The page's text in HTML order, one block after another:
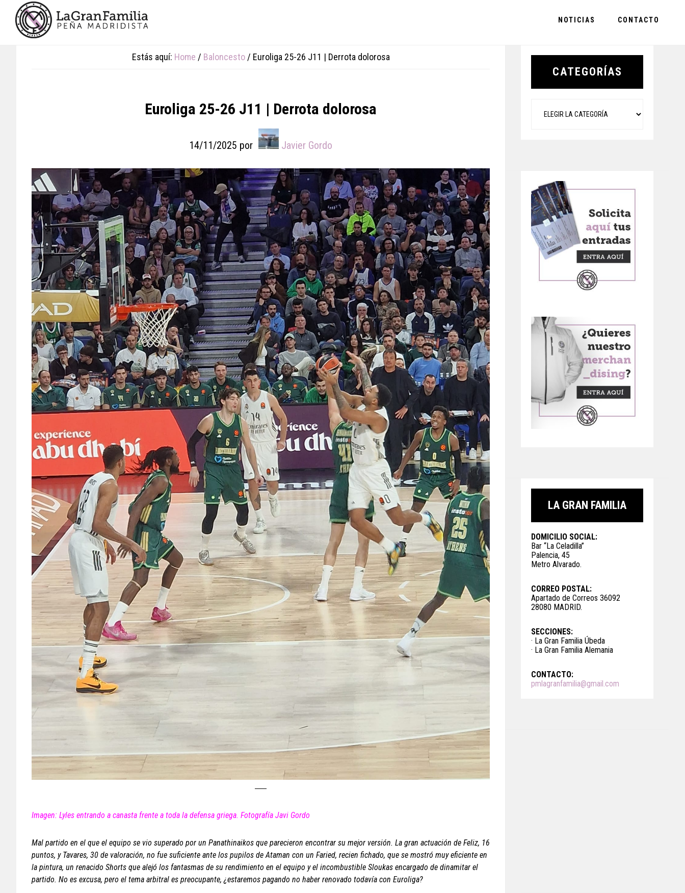
primary
footer
NOTICIAS CONTACTO
Estás aquí: Home / Baloncesto / Euroliga 25-26 J11 | Derrota dolorosa
Euroliga 25-26 J11 | Derrota dolorosa
14/11/2025 por Javier Gordo
Imagen: Lyles entrando a canasta frente a toda la defensa griega. Fotografía Javi Gordo
Mal partido en el que el equipo se vio superado por un Panathinaikos que parecieron encontrar su mejor versión. La gran actuación de Feliz, 16
puntos, y Tavares, 30 de valoración, no fue suficiente ante los pupilos de Ataman con un Faried, recien fichado, que se mostró muy eficiente en
la pintura, un renacido Shorts que alejó los fantasmas de su rendimiento en el equipo y el incombustible Sloukas encargado de dinamitar el
partido. No es excusa, pero el tema arbitral es preocupante, ¿estaremos pagando no haber renovado todavía con Euroliga?
Primary
CATEGORÍAS
LA GRAN FAMILIA
DOMICILIO SOCIAL:
Bar “La Celadilla”
Palencia, 45
Metro Alvarado.
CORREO POSTAL:
Apartado de Correos 36092
28080 MADRID.
SECCIONES:
· La Gran Familia Úbeda
· La Gran Familia Alemania
CONTACTO:
pmlagranfamilia@gmail.com